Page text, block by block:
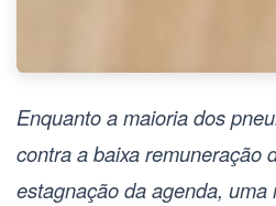
Enquanto a maioria dos
contra a baixa remuneração
estagnação da agenda,